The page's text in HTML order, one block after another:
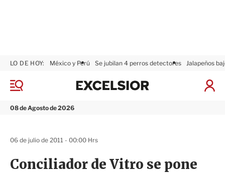
M
n
08 de Agosto de 2026
LO DE HOY: México y Perú Se jubilan 4 perros detectores Jalapeños
I
x
Conciliador de Vitro se pone
06 de julio de 2011 - 00:00 Hrs